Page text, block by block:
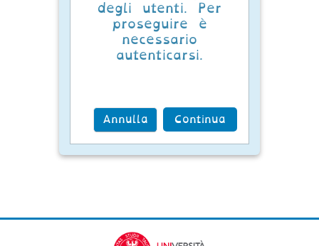
degli utenti. Per
proseguire è
necessario
autenticarsi.
Annulla Continua